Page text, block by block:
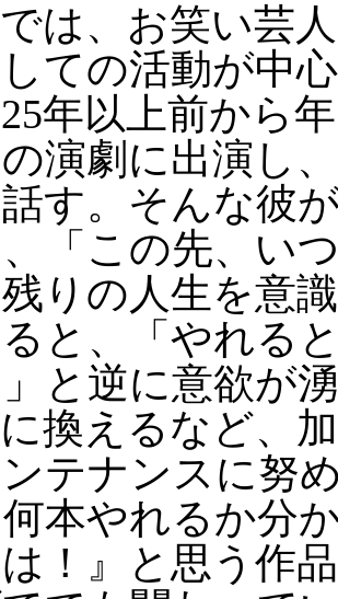
は、お笑い芸
ての活動が中
年以上前から
演劇に出演し
す。そんな彼
「この先、い
りの人生を意
と、「やれる
と逆に意欲が
換えるなど、
テナンスに努
本やれるか分
は！』と思う作